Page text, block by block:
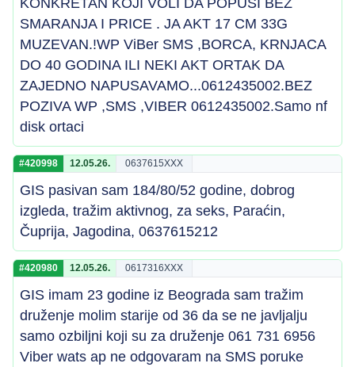
KONKRETAN KOJI VOLI DA POPUSI BEZ
SMARANJA I PRICE . JA AKT 17 CM 33G
MUZEVAN.!WP ViBer SMS ,BORCA, KRNJACA
DO 40 GODINA ILI NEKI AKT ORTAK DA
ZAJEDNO NAPUSAVAMO...0612435002.BEZ
POZIVA WP ,SMS ,VIBER 0612435002.Samo nf
disk ortaci
#420998 12.05.26. 0637615XXX
GIS pasivan sam 184/80/52 godine, dobrog
izgleda, tražim aktivnog, za seks, Paraćin,
Čuprija, Jagodina, 0637615212
#420980 12.05.26. 0617316XXX
GIS imam 23 godine iz Beograda sam tražim
druženje molim starije od 36 da se ne javljalju
samo ozbiljni koji su za druženje 061 731 6956
Viber wats ap ne odgovaram na SMS poruke